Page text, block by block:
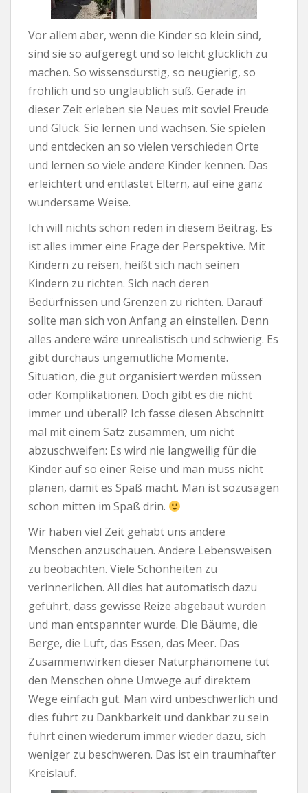
Vor allem aber, wenn die Kinder so klein sind,
sind sie so aufgeregt und so leicht glücklich zu
machen. So wissensdurstig, so neugierig, so
fröhlich und so unglaublich süß. Gerade in
dieser Zeit erleben sie Neues mit soviel Freude
und Glück. Sie lernen und wachsen. Sie spielen
und entdecken an so vielen verschieden Orte
und lernen so viele andere Kinder kennen. Das
erleichtert und entlastet Eltern, auf eine ganz
wundersame Weise.
Ich will nichts schön reden in diesem Beitrag. Es
ist alles immer eine Frage der Perspektive. Mit
Kindern zu reisen, heißt sich nach seinen
Kindern zu richten. Sich nach deren
Bedürfnissen und Grenzen zu richten. Darauf
sollte man sich von Anfang an einstellen. Denn
alles andere wäre unrealistisch und schwierig. Es
gibt durchaus ungemütliche Momente.
Situation, die gut organisiert werden müssen
oder Komplikationen. Doch gibt es die nicht
immer und überall? Ich fasse diesen Abschnitt
mal mit einem Satz zusammen, um nicht
abzuschweifen: Es wird nie langweilig für die
Kinder auf so einer Reise und man muss nicht
planen, damit es Spaß macht. Man ist sozusagen
schon mitten im Spaß drin.
Wir haben viel Zeit gehabt uns andere
Menschen anzuschauen. Andere Lebensweisen
zu beobachten. Viele Schönheiten zu
verinnerlichen. All dies hat automatisch dazu
geführt, dass gewisse Reize abgebaut wurden
und man entspannter wurde. Die Bäume, die
Berge, die Luft, das Essen, das Meer. Das
Zusammenwirken dieser Naturphänomene tut
den Menschen ohne Umwege auf direktem
Wege einfach gut. Man wird unbeschwerlich und
dies führt zu Dankbarkeit und dankbar zu sein
führt einen wiederum immer wieder dazu, sich
weniger zu beschweren. Das ist ein traumhafter
Kreislauf.